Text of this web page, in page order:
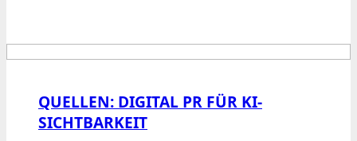
QUELLEN: DIGITAL PR FÜR KI-
SICHTBARKEIT